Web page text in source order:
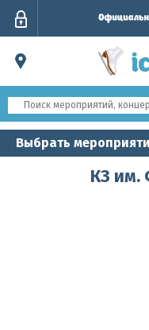
Выбрать
КЗ им.